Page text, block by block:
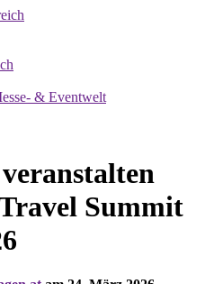
& Eventwelt
Summit